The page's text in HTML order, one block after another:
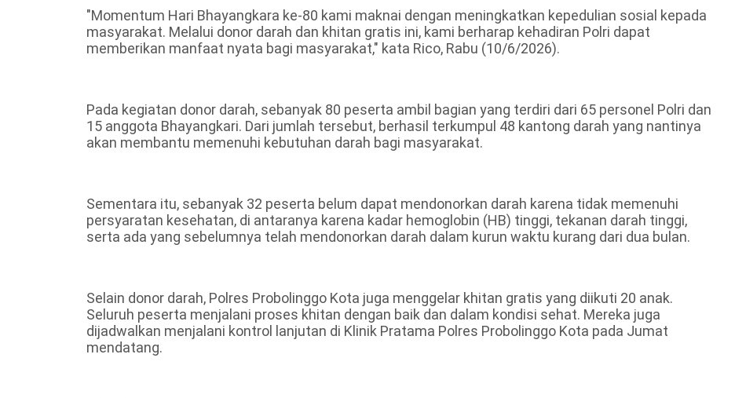
"Momentum Hari Bhayangkara ke-80 kami maknai dengan meningkatkan kepedulian sosial kepada
masyarakat. Melalui donor darah dan khitan gratis ini, kami berharap kehadiran Polri dapat
memberikan manfaat nyata bagi masyarakat," kata Rico, Rabu (10/6/2026).
Pada kegiatan donor darah, sebanyak 80 peserta ambil bagian yang terdiri dari 65 personel Polri dan
15 anggota Bhayangkari. Dari jumlah tersebut, berhasil terkumpul 48 kantong darah yang nantinya
akan membantu memenuhi kebutuhan darah bagi masyarakat.
Sementara itu, sebanyak 32 peserta belum dapat mendonorkan darah karena tidak memenuhi
persyaratan kesehatan, di antaranya karena kadar hemoglobin (HB) tinggi, tekanan darah tinggi,
serta ada yang sebelumnya telah mendonorkan darah dalam kurun waktu kurang dari dua bulan.
Selain donor darah, Polres Probolinggo Kota juga menggelar khitan gratis yang diikuti 20 anak.
Seluruh peserta menjalani proses khitan dengan baik dan dalam kondisi sehat. Mereka juga
dijadwalkan menjalani kontrol lanjutan di Klinik Pratama Polres Probolinggo Kota pada Jumat
mendatang.